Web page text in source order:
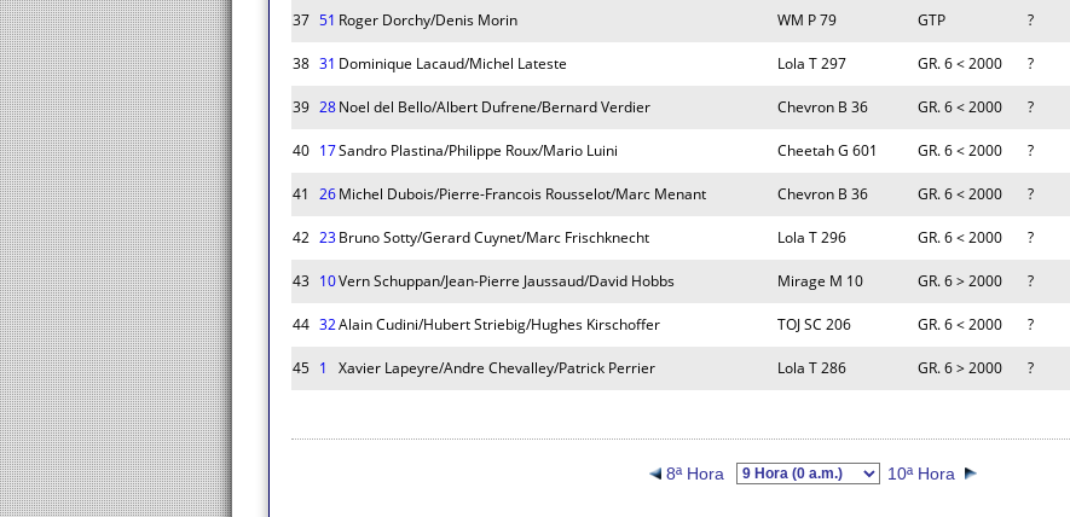
37 51 Roger Dorchy/Denis Morin WM P 79 GTP ?
38 31 Dominique Lacaud/Michel Lateste Lola T 297 GR. 6 < 2000 ?
39 28Noel del Bello/Albert Dufrene/Bernard Verdier Chevron B 36 GR. 6 < 2000 ?
40 17Sandro Plastina/Philippe Roux/Mario Luini Cheetah G 601 GR. 6 < 2000 ?
41 26Michel Dubois/Pierre-Francois Rousselot/Marc Menant Chevron B 36 GR. 6 < 2000 ?
42 23Bruno Sotty/Gerard Cuynet/Marc Frischknecht Lola T 296 GR. 6 < 2000 ?
43 10Vern Schuppan/Jean-Pierre Jaussaud/David Hobbs Mirage M 10 GR. 6 > 2000 ?
44 32Alain Cudini/Hubert Striebig/Hughes Kirschoffer TOJ SC 206 GR. 6 < 2000 ?
45 1 Xavier Lapeyre/Andre Chevalley/Patrick Perrier Lola T 286 GR. 6 > 2000 ?
8ª Hora 10ª Hora